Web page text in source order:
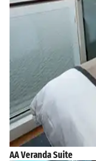
AA Veranda Suite